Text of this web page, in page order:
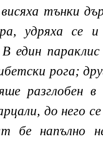
тънки
удряха се
един
рога;
разглобен
до него
бе напълно